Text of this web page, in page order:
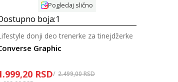
Pogledaj slično
boja:1
Graphic
donji deo trenerke za tinejdžerke
RSD 2.499,00RSD